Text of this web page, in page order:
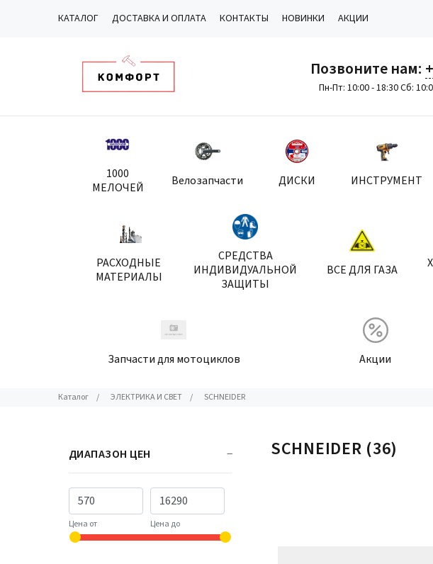
КАТАЛОГ ДОСТАВКА И ОПЛАТА КОНТАКТЫ НОВИНКИ АКЦИИ
Позвоните нам:
Пн-Пт: 10:00 - 18:30 Сб:
1000
МЕЛОЧЕЙ
Велозапчасти ДИСКИ ИНСТРУМЕНТ
РАСХОДНЫЕ
МАТЕРИАЛЫ
СРЕДСТВА
ИНДИВИДУАЛЬНОЙ
ЗАЩИТЫ
ВСЕ ДЛЯ ГАЗА
Запчасти для мотоциклов Акции
Каталог / ЭЛЕКТРИКА И СВЕТ / SCHNEIDER
ДИАПАЗОН ЦЕН
Цена от Цена до
SCHNEIDER (36)